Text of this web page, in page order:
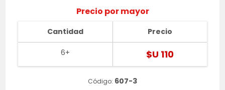
Precio por mayor
Cantidad
6+
Precio
$U 110
Código: 607-3